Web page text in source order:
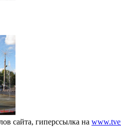
сайта, гиперссылка на